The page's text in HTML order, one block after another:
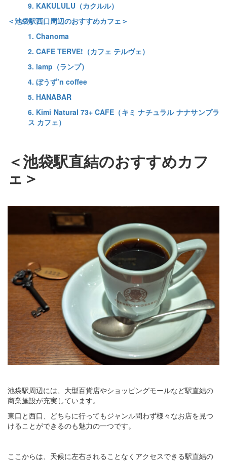
9. KAKULULU（カクルル）
＜池袋駅西口周辺のおすすめカフェ＞
1. Chanoma
2. CAFE TERVE!（カフェ テルヴェ）
3. lamp（ランプ）
4. ぼうず’n coffee
5. HANABAR
6. Kimi Natural 73+ CAFE（キミ ナチュラル ナナサンプラ
ス カフェ）
＜池袋駅直結のおすすめカフ
ェ＞
池袋駅周辺には、大型百貨店やショッピングモールなど駅直結の
商業施設が充実しています。
東口と西口、どちらに行ってもジャンル問わず様々なお店を見つ
けることができるのも魅力の一つです。
ここからは、天候に左右されることなくアクセスできる駅直結の